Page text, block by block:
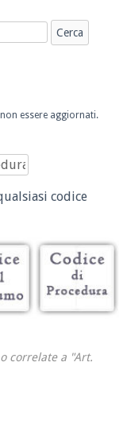
essere aggiornati.
codice
correlate a "Art.